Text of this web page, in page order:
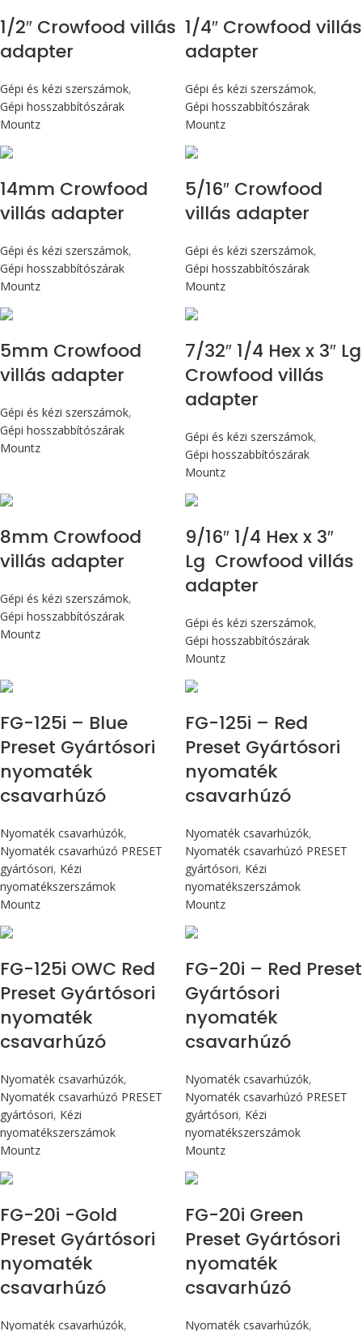
1/2″ Crowfood villás
adapter
Gépi és kézi szerszámok,
Gépi hosszabbítószárak
Mountz
1/4″ Crowfood villás
adapter
Gépi és kézi szerszámok,
Gépi hosszabbítószárak
Mountz
14mm Crowfood
villás adapter
Gépi és kézi szerszámok,
Gépi hosszabbítószárak
Mountz
5/16″ Crowfood
villás adapter
Gépi és kézi szerszámok,
Gépi hosszabbítószárak
Mountz
5mm Crowfood
villás adapter
Gépi és kézi szerszámok,
Gépi hosszabbítószárak
Mountz
7/32″ 1/4 Hex x 3″ Lg
Crowfood villás
adapter
Gépi és kézi szerszámok,
Gépi hosszabbítószárak
Mountz
8mm Crowfood
villás adapter
Gépi és kézi szerszámok,
Gépi hosszabbítószárak
Mountz
9/16″ 1/4 Hex x 3″
Lg Crowfood villás
adapter
Gépi és kézi szerszámok,
Gépi hosszabbítószárak
Mountz
FG-125i – Blue
Preset Gyártósori
nyomaték
csavarhúzó
Nyomaték csavarhúzók,
Nyomaték csavarhúzó PRESET
gyártósori, Kézi
nyomatékszerszámok
Mountz
FG-125i – Red
Preset Gyártósori
nyomaték
csavarhúzó
Nyomaték csavarhúzók,
Nyomaték csavarhúzó PRESET
gyártósori, Kézi
nyomatékszerszámok
Mountz
FG-125i OWC Red
Preset Gyártósori
nyomaték
csavarhúzó
Nyomaték csavarhúzók,
Nyomaték csavarhúzó PRESET
gyártósori, Kézi
nyomatékszerszámok
Mountz
FG-20i – Red Preset
Gyártósori
nyomaték
csavarhúzó
Nyomaték csavarhúzók,
Nyomaték csavarhúzó PRESET
gyártósori, Kézi
nyomatékszerszámok
Mountz
FG-20i -Gold
Preset Gyártósori
nyomaték
csavarhúzó
Nyomaték csavarhúzók,
FG-20i Green
Preset Gyártósori
nyomaték
csavarhúzó
Nyomaték csavarhúzók,